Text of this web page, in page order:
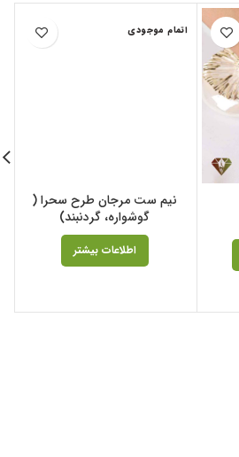
اتمام موجودی
نیم ست مرجان طرح سحرا (
گوشواره، گردنبند)
اطلاعات بیشتر